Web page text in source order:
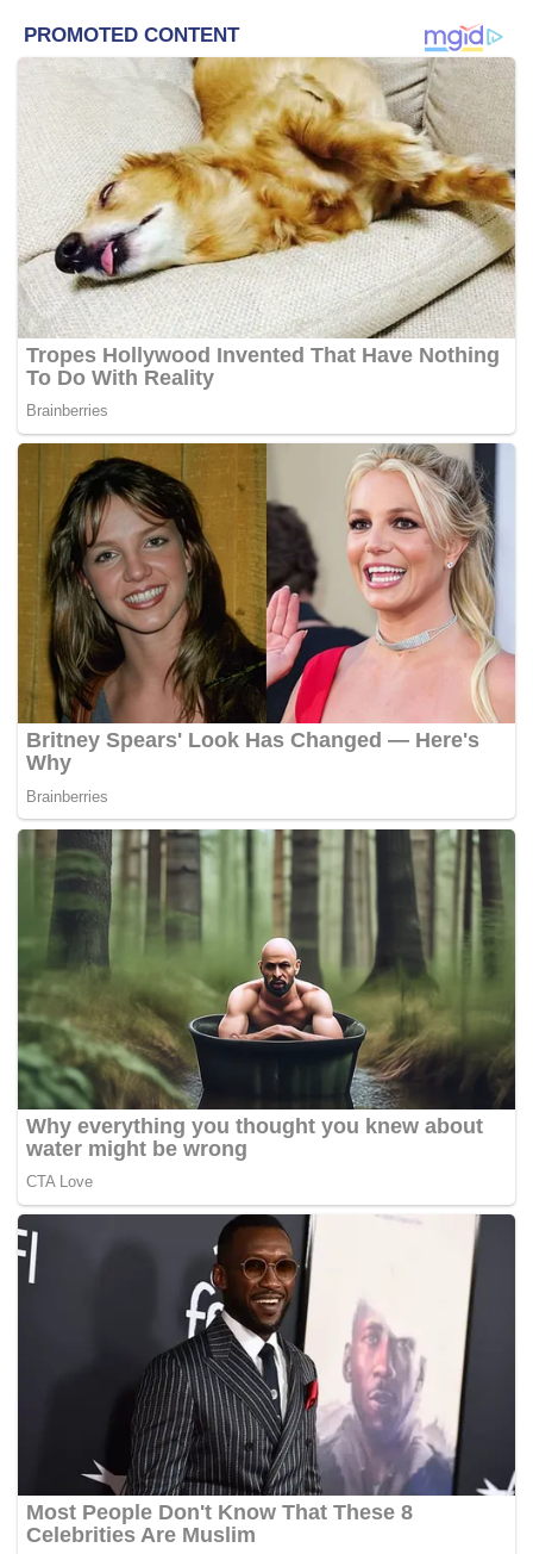
kemangkatan Paduka Ayahanda Sultan Ahmad Shah.
“Seluruh rakyat Pahang juga sedang berkabung dan
tidak ada majlis rasmi atau keraian dijalan dalam
tempoh tiga hari selepas kemangkatannya,”katanya
hari ini.
Menurutnya, kemangkatan Paduka Ayahanda Sultan
Ahmad Shah amat dirasai oleh pasukan Pahang dan
penyokong setia Tok Gajah.
“Terlalu banyak sumbangan Almarhum Paduka
Ayahanda dalam pembangunan bola sepak Pahang
dan Malaysia yang akan kita kenang sampai bila-bila,”
jelasnya.
Semalam, MFL mengeluarkan kenyataan mengenai
penangguhan perlawanan berkenaan sehingga pada satu
tarikh yang akan diumumkan kelak.
Pada masa yang sama, MFL mengarahkan agar upacara
bertafakur selama satu minit dilakukan di stadium lain yang
akan melangsungkan perlawanan ke-15 itu.
Almarhum Paduka Ayahanda Sultan Ahmad Shah
disahkan mangkat pada pukul 8.50 pagi semalam di
Institut Jantung Negara (IJN) Kuala Lumpur. – K! ONLINE
Felda United Liga Super mfl Pahang